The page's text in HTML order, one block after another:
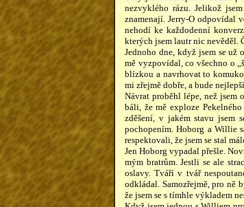
nezvyklého rázu. Jelikož
znamenají. Jerry-O odpovídal
nehodí ke každodenní
kterých jsem lautr nic nevěděl.
Jednoho dne, když jsem se už
mě vyzpovídal, co všechno o
blízkou a navrhovat to
mi zřejmě dobře, a bude
Návrat proběhl lépe, než jsem
báli, že mě exploze
zděšení, v jakém stavu
pochopením. Hoborg a Willie
respektovali, že jsem se stal
Jen Hoborg vypadal přešle.
mým bratrům. Jestli se ale
oslavy. Tváří v tvář
odkládal. Samozřejmě, pro ně
že jsem se s tímhle výkladem